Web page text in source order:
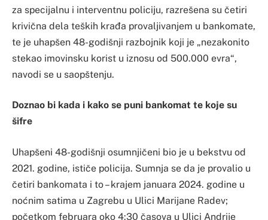
za specijalnu i interventnu policiju, razrešena su četiri
krivična dela teških krađa provaljivanjem u bankomate,
te je uhapšen 48-godišnji razbojnik koji je „nezakonito
stekao imovinsku korist u iznosu od 500.000 evra“,
navodi se u saopštenju.
Doznao bi kada i kako se puni bankomat te koje su
šifre
Uhapšeni 48-godišnji osumnjičeni bio je u bekstvu od
2021. godine, ističe policija. Sumnja se da je provalio u
četiri bankomata i to – krajem januara 2024. godine u
noćnim satima u Zagrebu u Ulici Marijane Radev;
početkom februara oko 4:30 časova u Ulici Andrije